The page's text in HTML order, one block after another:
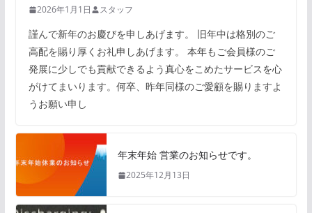
2026年1月1日 スタッフ
謹んで新年のお慶びを申しあげます。 旧年中は格別のご
高配を賜り厚くお礼申しあげます。 本年もご会員様のご
発展に少しでも貢献できるよう真心をこめたサービスを心
がけてまいります。何卒、昨年同様のご愛顧を賜りますよ
うお願い申し
年末年始 営業のお知らせです。
2025年12月13日